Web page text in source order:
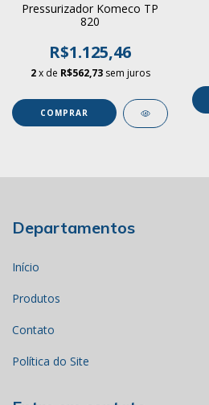
Pressurizador Komeco TP
820
R$1.125,46
2 x de R$562,73 sem juros
Departamentos
Início
Produtos
Contato
Política do Site